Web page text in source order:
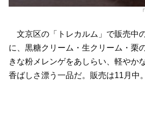
文京区の「トレカルム」で販売中
に、黒糖クリーム・生クリーム・栗
きな粉メレンゲをあしらい、軽やか
香ばしさ漂う一品だ。販売は11月中